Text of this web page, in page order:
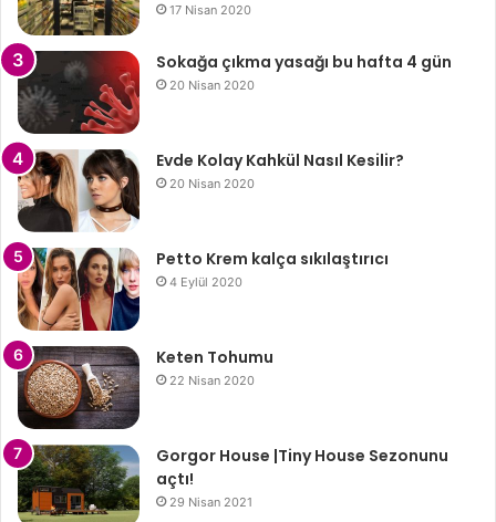
17 Nisan 2020
Sokağa çıkma yasağı bu hafta 4 gün
20 Nisan 2020
Evde Kolay Kahkül Nasıl Kesilir?
20 Nisan 2020
Petto Krem kalça sıkılaştırıcı
4 Eylül 2020
Keten Tohumu
22 Nisan 2020
Gorgor House |Tiny House Sezonunu
açtı!
29 Nisan 2021